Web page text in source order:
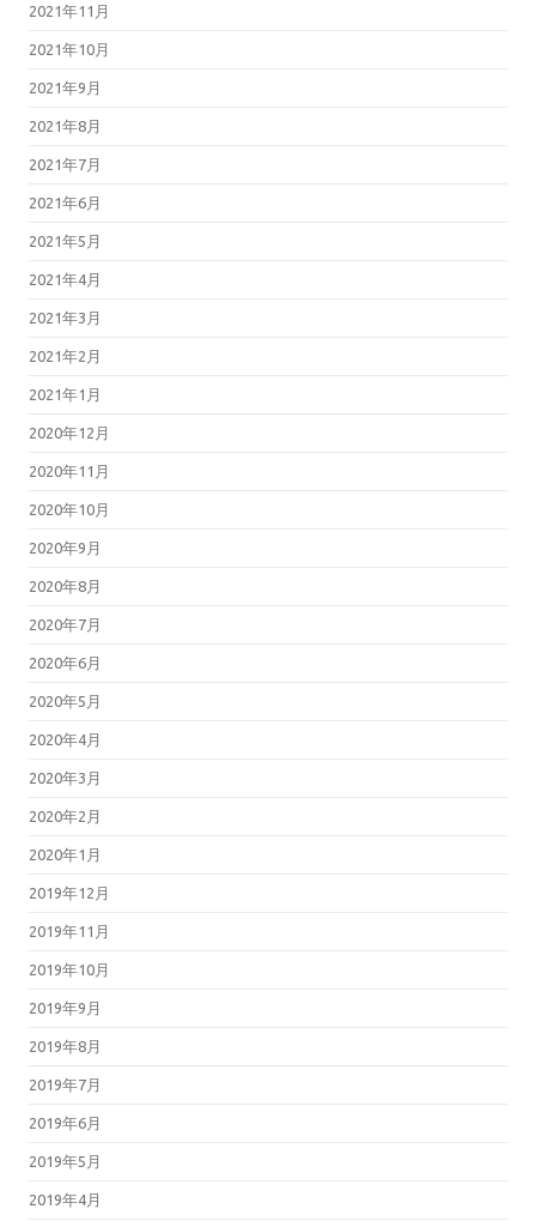
2021年11月
2021年10月
2021年9月
2021年8月
2021年7月
2021年6月
2021年5月
2021年4月
2021年3月
2021年2月
2021年1月
2020年12月
2020年11月
2020年10月
2020年9月
2020年8月
2020年7月
2020年6月
2020年5月
2020年4月
2020年3月
2020年2月
2020年1月
2019年12月
2019年11月
2019年10月
2019年9月
2019年8月
2019年7月
2019年6月
2019年5月
2019年4月